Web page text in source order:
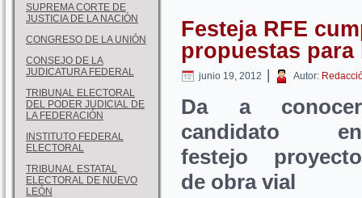
SUPREMA CORTE DE
JUSTICIA DE LA NACIÓN
CONGRESO DE LA UNIÓN
CONSEJO DE LA
JUDICATURA FEDERAL
TRIBUNAL ELECTORAL
DEL PODER JUDICIAL DE
LA FEDERACIÓN
INSTITUTO FEDERAL
ELECTORAL
TRIBUNAL ESTATAL
ELECTORAL DE NUEVO
LEÓN
Festeja RFE
propuestas
junio 19, 2012 | Autor:
Da a conocer
candidato en
festejo proyecto
de obra vial